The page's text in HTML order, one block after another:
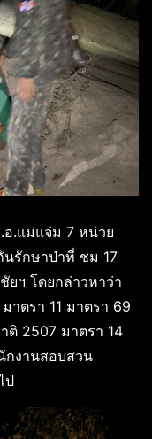
อ.แม่แจ่ม 7 หน่วย
รักษาป่าที่ ชม 17
ยฯ โดยกล่าวหาว่า
าตรา 11 มาตรา 69
ติ 2507 มาตรา 14
กงานสอบสวน
ป